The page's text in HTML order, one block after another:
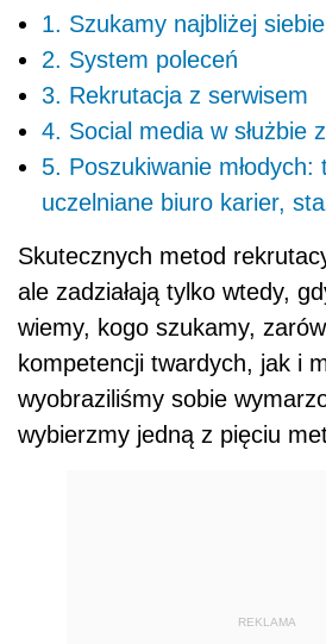
1. Szukamy najbliżej
2. System poleceń
3. Rekrutacja z serwisem
4. Social media w służbie
5. Poszukiwanie młodych:
uczelniane biuro karier,
Skutecznych metod
ale zadziałają tylko wtedy,
wiemy, kogo szukamy,
kompetencji twardych, jak i
wyobraziliśmy sobie
wybierzmy jedną z pięciu
REKLAMA